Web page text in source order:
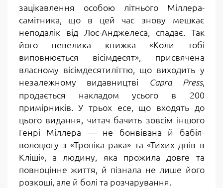
зацікавлення особою літнього Міллера-
самітника, що в цей час знову мешкає
неподалік від Лос-Анджелеса, спадає. Так
його невелика книжка «Коли тобі
виповнюється вісімдесят», присвячена
власному вісімдесятиліттю, що виходить у
незалежному видавництві
Capra Press,
продається накладом усього в 200
примірників. У трьох есе, що входять до
цього видання, читач бачить зовсім іншого
Генрі Міллера — не бонвівана й бабія-
волоцюгу з «Тропіка рака» та «Тихих днів в
Кліші», а людину, яка прожила довге та
повноцінне життя, й пізнала не лише його
розкоші, але й болі та розчарування.